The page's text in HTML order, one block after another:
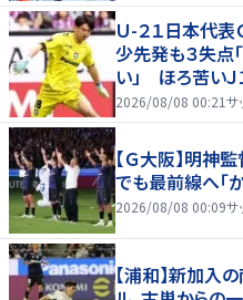
Ｕ-２１日本代
少先発も３失点
い」 ほろ苦いＪ
2026/08/08 00:21サ
【Ｇ大阪】明神
でも最前線へ「
2026/08/08 00:09サ
【浦和】新加入